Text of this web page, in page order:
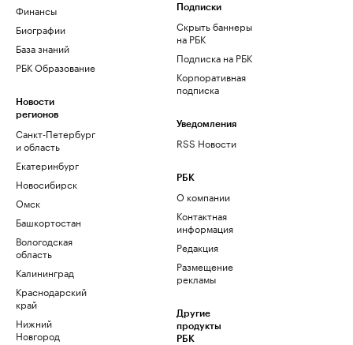
Финансы
Биографии
База знаний
РБК Образование
Новости
регионов
Санкт-Петербург
и область
Екатеринбург
Новосибирск
Омск
Башкортостан
Вологодская
область
Калининград
Краснодарский
край
Нижний
Новгород
Подписки
Скрыть баннеры
на РБК
Подписка на РБК
Корпоративная
подписка
Уведомления
RSS Новости
РБК
О компании
Контактная
информация
Редакция
Размещение
рекламы
Другие
продукты
РБК